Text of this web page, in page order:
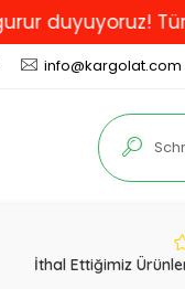
info@kargolat.com
İthal Ettiğimiz